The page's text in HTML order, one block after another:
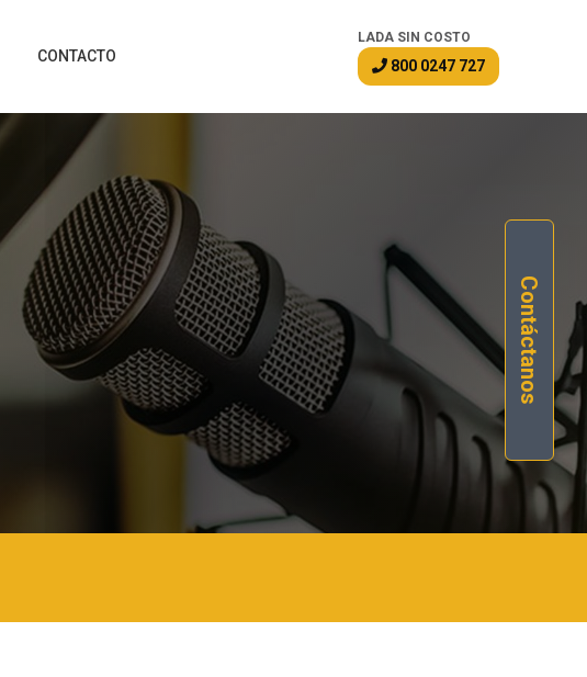
CONTACTO
LADA SIN COSTO
800 0247 727
Contáctanos